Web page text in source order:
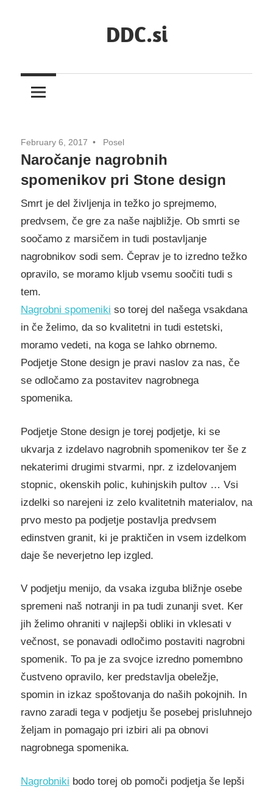
DDC.si
February 6, 2017 Posel
Naročanje nagrobnih
spomenikov pri Stone design
Smrt je del življenja in težko jo sprejmemo,
predvsem, če gre za naše najbližje. Ob smrti se
soočamo z marsičem in tudi postavljanje
nagrobnikov sodi sem. Čeprav je to izredno težko
opravilo, se moramo kljub vsemu soočiti tudi s
tem.
Nagrobni spomeniki so torej del našega vsakdana
in če želimo, da so kvalitetni in tudi estetski,
moramo vedeti, na koga se lahko obrnemo.
Podjetje Stone design je pravi naslov za nas, če
se odločamo za postavitev nagrobnega
spomenika.
Podjetje Stone design je torej podjetje, ki se
ukvarja z izdelavo nagrobnih spomenikov ter še z
nekaterimi drugimi stvarmi, npr. z izdelovanjem
stopnic, okenskih polic, kuhinjskih pultov … Vsi
izdelki so narejeni iz zelo kvalitetnih materialov, na
prvo mesto pa podjetje postavlja predvsem
edinstven granit, ki je praktičen in vsem izdelkom
daje še neverjetno lep izgled.
V podjetju menijo, da vsaka izguba bližnje osebe
spremeni naš notranji in pa tudi zunanji svet. Ker
jih želimo ohraniti v najlepši obliki in vklesati v
večnost, se ponavadi odločimo postaviti nagrobni
spomenik. To pa je za svojce izredno pomembno
čustveno opravilo, ker predstavlja obeležje,
spomin in izkaz spoštovanja do naših pokojnih. In
ravno zaradi tega v podjetju še posebej prisluhnejo
željam in pomagajo pri izbiri ali pa obnovi
nagrobnega spomenika.
Nagrobniki bodo torej ob pomoči podjetja še lepši